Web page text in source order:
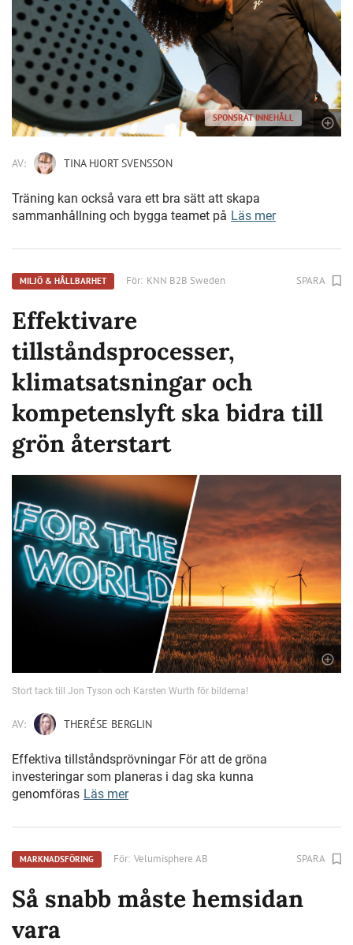
SPONSRAT INNEHÅLL
AV: TINA HJORT SVENSSON
Träning kan också vara ett bra sätt att skapa
sammanhållning och bygga teamet på Läs mer
MILJÖ & HÅLLBARHET För: KNN B2B Sweden SPARA
Effektivare
tillståndsprocesser,
klimatsatsningar och
kompetenslyft ska bidra till
grön återstart
Stort tack till Jon Tyson och Karsten Wurth för bilderna!
AV: THERÉSE BERGLIN
Effektiva tillståndsprövningar För att de gröna
investeringar som planeras i dag ska kunna
genomföras Läs mer
MARKNADSFÖRING För: Velumisphere AB SPARA
Så snabb måste hemsidan
vara